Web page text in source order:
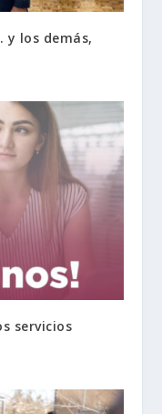
y los demás,
servicios